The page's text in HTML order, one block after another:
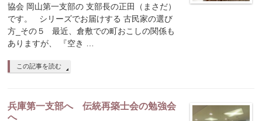
協会 岡山第一支部の 支部長の正田（まさだ）
です。 シリーズでお届けする 古民家の選び
方_その５ 最近、倉敷での町おこしの関係も
ありますが、 『空き …
この記事を読む
兵庫第一支部へ 伝統再築士会の勉強会
へ